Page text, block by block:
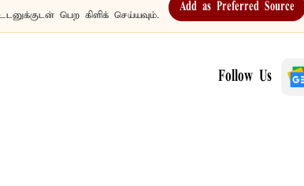
பெற கிளிக் செய்யவும்.
Add as Preferred Source
Follow Us